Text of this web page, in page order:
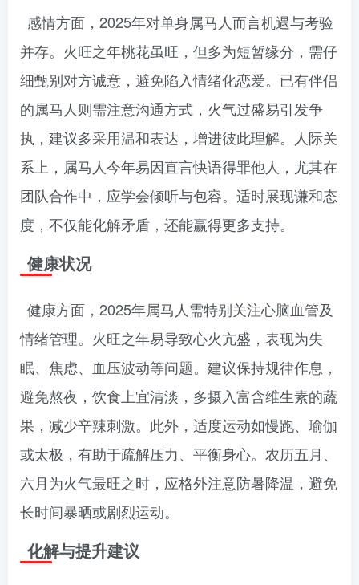
感情方面，2025年对单身属马人而言机遇与考验
并存。火旺之年桃花虽旺，但多为短暂缘分，需仔
细甄别对方诚意，避免陷入情绪化恋爱。已有伴侣
的属马人则需注意沟通方式，火气过盛易引发争
执，建议多采用温和表达，增进彼此理解。人际关
系上，属马人今年易因直言快语得罪他人，尤其在
团队合作中，应学会倾听与包容。适时展现谦和态
度，不仅能化解矛盾，还能赢得更多支持。
健康状况
健康方面，2025年属马人需特别关注心脑血管及
情绪管理。火旺之年易导致心火亢盛，表现为失
眠、焦虑、血压波动等问题。建议保持规律作息，
避免熬夜，饮食上宜清淡，多摄入富含维生素的蔬
果，减少辛辣刺激。此外，适度运动如慢跑、瑜伽
或太极，有助于疏解压力、平衡身心。农历五月、
六月为火气最旺之时，应格外注意防暑降温，避免
长时间暴晒或剧烈运动。
化解与提升建议